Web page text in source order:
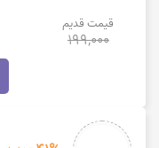
قیمت قدیم
199,000